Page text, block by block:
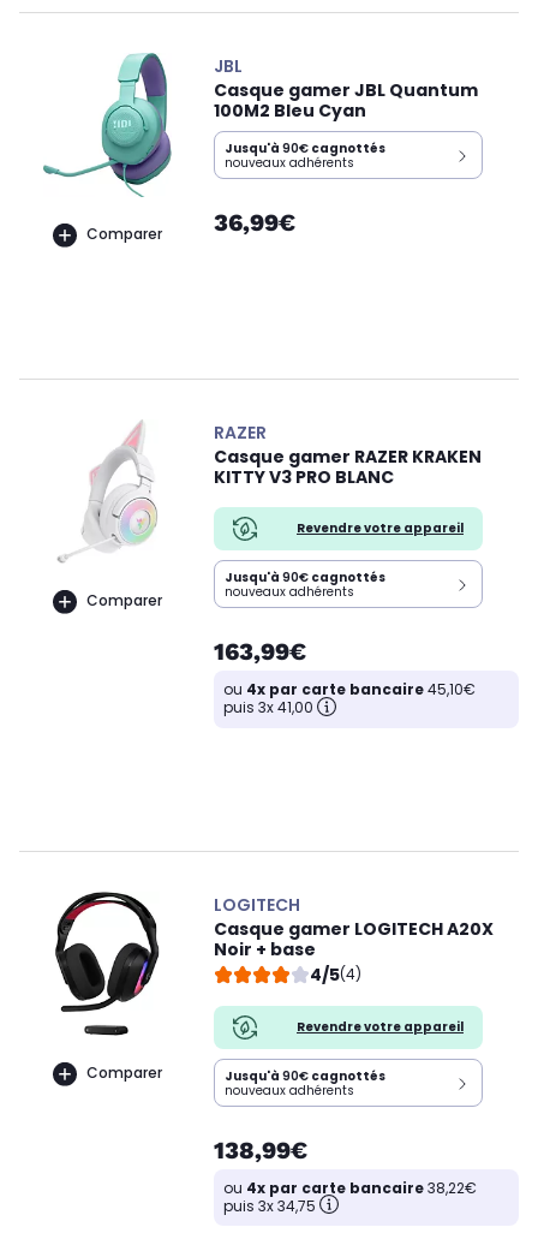
Comparer
JBL
Casque gamer JBL Quantum
100M2 Bleu Cyan
Jusqu'à 90€ cagnottés
nouveaux adhérents
36,99€
Comparer
RAZER
Casque gamer RAZER KRAKEN
KITTY V3 PRO BLANC
Revendre votre appareil
Jusqu'à 90€ cagnottés
nouveaux adhérents
163,99€
ou 4x par carte bancaire45,10€
puis 3x 41,00
Comparer
LOGITECH
Casque gamer LOGITECH A20X
Noir + base
4/5(4)
Revendre votre appareil
Jusqu'à 90€ cagnottés
nouveaux adhérents
138,99€
ou 4x par carte bancaire38,22€
puis 3x 34,75